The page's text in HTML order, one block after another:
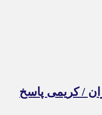
/ کریمی پاسخ